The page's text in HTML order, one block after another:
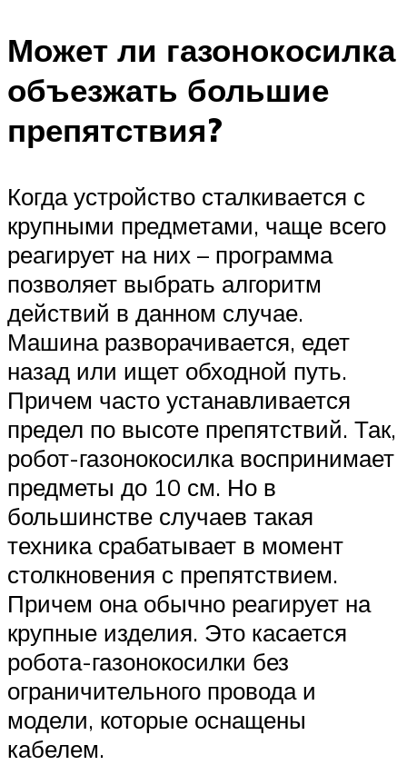
Может ли газонокосилка
объезжать большие
препятствия?
Когда устройство сталкивается с
крупными предметами, чаще всего
реагирует на них – программа
позволяет выбрать алгоритм
действий в данном случае.
Машина разворачивается, едет
назад или ищет обходной путь.
Причем часто устанавливается
предел по высоте препятствий. Так,
робот-газонокосилка воспринимает
предметы до 10 см. Но в
большинстве случаев такая
техника срабатывает в момент
столкновения с препятствием.
Причем она обычно реагирует на
крупные изделия. Это касается
робота-газонокосилки без
ограничительного провода и
модели, которые оснащены
кабелем.